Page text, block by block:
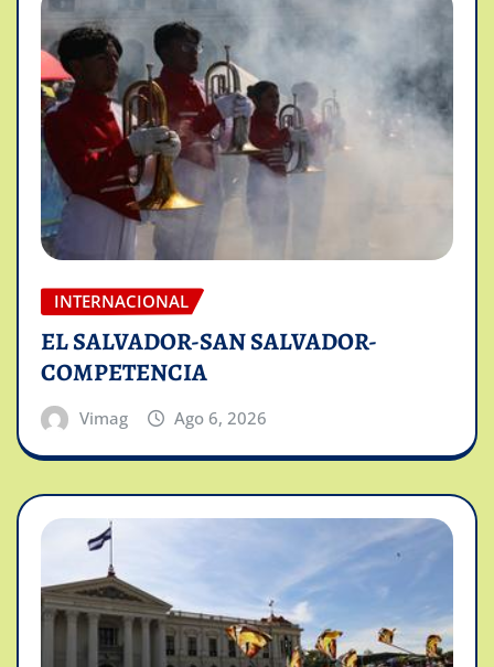
INTERNACIONAL
EL SALVADOR-SAN SALVADOR-
COMPETENCIA
Vimag Ago 6, 2026